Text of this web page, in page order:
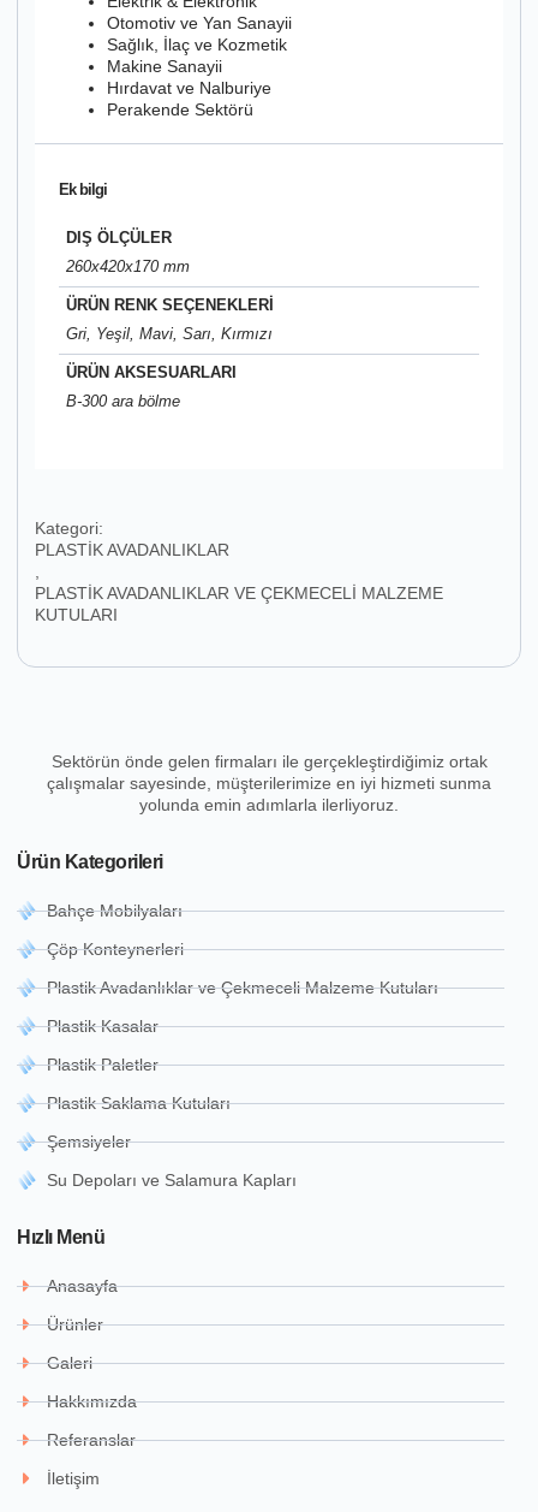
Otomotiv ve Yan Sanayii
Sağlık, İlaç ve Kozmetik
Makine Sanayii
Hırdavat ve Nalburiye
Perakende Sektörü
Ek bilgi
DIŞ ÖLÇÜLER
260x420x170 mm
ÜRÜN RENK SEÇENEKLERİ
Gri, Yeşil, Mavi, Sarı, Kırmızı
ÜRÜN AKSESUARLARI
B-300 ara bölme
Kategori:
PLASTİK AVADANLIKLAR
PLASTİK AVADANLIKLAR VE ÇEKMECELİ MALZEME
KUTULARI
Sektörün önde gelen firmaları ile gerçekleştirdiğimiz ortak
çalışmalar sayesinde, müşterilerimize en iyi hizmeti sunma
yolunda emin adımlarla ilerliyoruz.
Ürün Kategorileri
Bahçe Mobilyaları
Çöp Konteynerleri
Plastik Avadanlıklar ve Çekmeceli Malzeme Kutuları
Plastik Kasalar
Plastik Paletler
Plastik Saklama Kutuları
Şemsiyeler
Su Depoları ve Salamura Kapları
Hızlı Menü
Anasayfa
Ürünler
Galeri
Hakkımızda
Referanslar
İletişim